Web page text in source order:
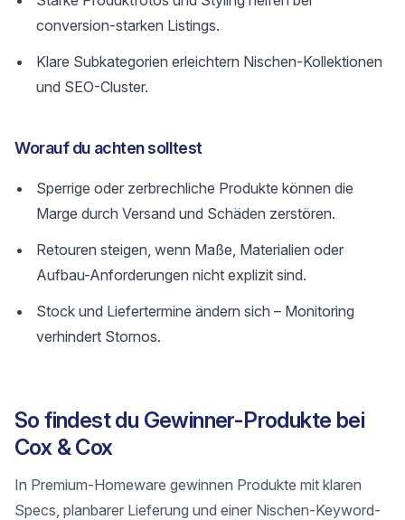
conversion-starken Listings.
Klare Subkategorien erleichtern Nischen-Kollektionen
und SEO-Cluster.
Worauf du achten solltest
Sperrige oder zerbrechliche Produkte können die
Marge durch Versand und Schäden zerstören.
Retouren steigen, wenn Maße, Materialien oder
Aufbau-Anforderungen nicht explizit sind.
Stock und Liefertermine ändern sich – Monitoring
verhindert Stornos.
So findest du Gewinner-Produkte bei
Cox & Cox
In Premium-Homeware gewinnen Produkte mit klaren
Specs, planbarer Lieferung und einer Nischen-Keyword-